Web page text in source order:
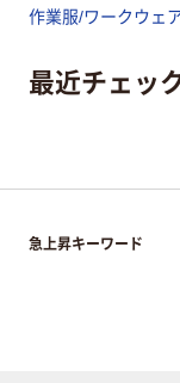
作業服/ワークウェ
最近チェッ
急上昇キーワード